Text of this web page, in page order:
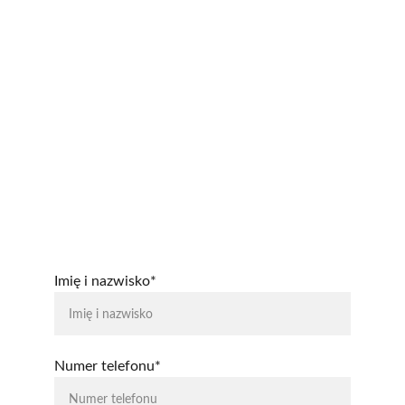
Imię i nazwisko*
Numer telefonu*